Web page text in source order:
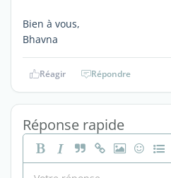
Bien à vous,
Bhavna
Réagir Répondre
Réponse rapide